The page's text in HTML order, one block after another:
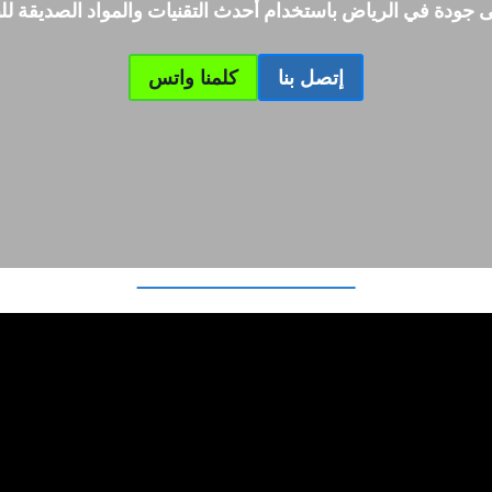
جودة في الرياض باستخدام أحدث التقنيات والمواد الصديقة
إتصل بنا كلمنا واتس